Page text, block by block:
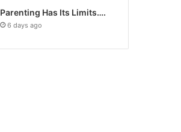
Parenting Has Its Limits….
6 days ago